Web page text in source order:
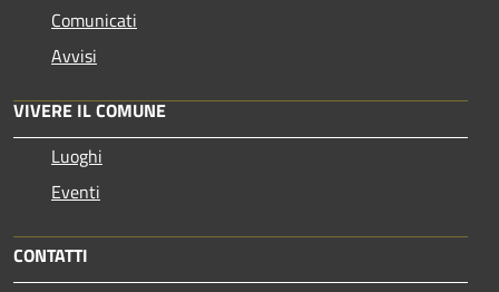
Comunicati
Avvisi
VIVERE IL COMUNE
Luoghi
Eventi
CONTATTI